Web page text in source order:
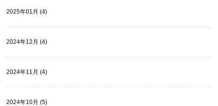
2025年01月 (4)
2024年12月 (4)
2024年11月 (4)
2024年10月 (5)